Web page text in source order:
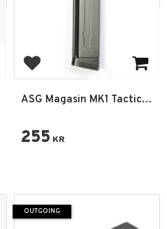
Add to favorites
ASG Magasin MK1 Tactical
255 KR
OUTGOING